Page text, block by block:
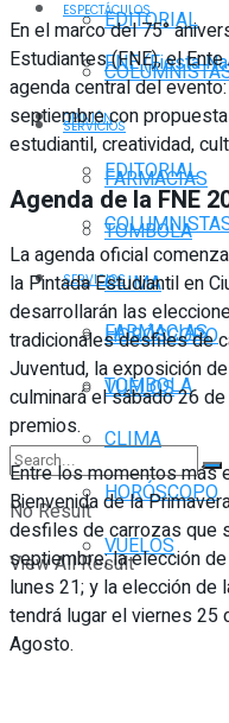
EDITORIAL
SERVICIOS
FARMACIAS
TOMBOLA
CLIMA
HORÓSCOPO
VUELOS
No Result
View All Result
ESPECTÁCULOS
FNE (Fiesta
OPINIÓN
EDITORIAL
SERVICIOS
FARMACIAS
TOMBOLA
CLIMA
HORÓSCOPO
VUELOS
En el marco del 75°
Estudiantes (FNE), el
agenda central del
septiembre con
estudiantil, creatividad,
Agenda de la FNE
La agenda oficial
la Pintada Estudiantil en
desarrollarán las
tradicionales desfiles de
Juventud, la exposición
culminará el sábado 26
premios.
Entre los momentos más
Bienvenida de la
desfiles de carrozas que
septiembre; la elección
lunes 21; y la elección de
tendrá lugar el viernes
Agosto.